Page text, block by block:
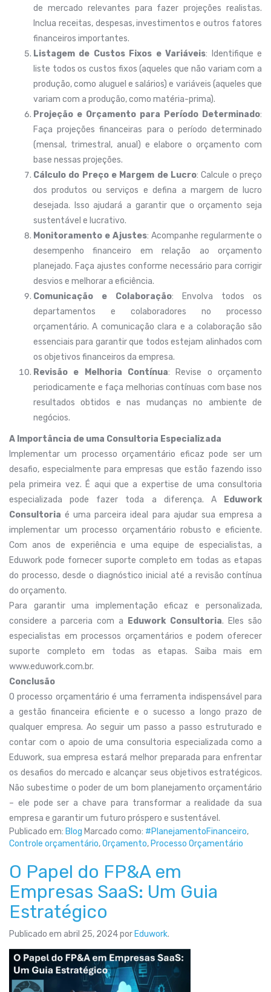
de mercado relevantes para fazer projeções realistas.
Inclua receitas, despesas, investimentos e outros fatores
financeiros importantes.
Listagem de Custos Fixos e Variáveis: Identifique e
liste todos os custos fixos (aqueles que não variam com a
produção, como aluguel e salários) e variáveis (aqueles que
variam com a produção, como matéria-prima).
Projeção e Orçamento para Período Determinado:
Faça projeções financeiras para o período determinado
(mensal, trimestral, anual) e elabore o orçamento com
base nessas projeções.
Cálculo do Preço e Margem de Lucro: Calcule o preço
dos produtos ou serviços e defina a margem de lucro
desejada. Isso ajudará a garantir que o orçamento seja
sustentável e lucrativo.
Monitoramento e Ajustes: Acompanhe regularmente o
desempenho financeiro em relação ao orçamento
planejado. Faça ajustes conforme necessário para corrigir
desvios e melhorar a eficiência.
Comunicação e Colaboração: Envolva todos os
departamentos e colaboradores no processo
orçamentário. A comunicação clara e a colaboração são
essenciais para garantir que todos estejam alinhados com
os objetivos financeiros da empresa.
Revisão e Melhoria Contínua: Revise o orçamento
periodicamente e faça melhorias contínuas com base nos
resultados obtidos e nas mudanças no ambiente de
negócios.
A Importância de uma Consultoria Especializada
Implementar um processo orçamentário eficaz pode ser um
desafio, especialmente para empresas que estão fazendo isso
pela primeira vez. É aqui que a expertise de uma consultoria
especializada pode fazer toda a diferença. A
Eduwork
Consultoria é uma parceira ideal para ajudar sua empresa a
implementar um processo orçamentário robusto e eficiente.
Com anos de experiência e uma equipe de especialistas, a
Eduwork pode fornecer suporte completo em todas as etapas
do processo, desde o diagnóstico inicial até a revisão contínua
do orçamento.
Para garantir uma implementação eficaz e personalizada,
considere a parceria com a
Eduwork Consultoria. Eles são
especialistas em processos orçamentários e podem oferecer
suporte completo em todas as etapas. Saiba mais em
www.eduwork.com.br.
Conclusão
O processo orçamentário é uma ferramenta indispensável para
a gestão financeira eficiente e o sucesso a longo prazo de
qualquer empresa. Ao seguir um passo a passo estruturado e
contar com o apoio de uma consultoria especializada como a
Eduwork, sua empresa estará melhor preparada para enfrentar
os desafios do mercado e alcançar seus objetivos estratégicos.
Não subestime o poder de um bom planejamento orçamentário
– ele pode ser a chave para transformar a realidade da sua
empresa e garantir um futuro próspero e sustentável.
Publicado em: Blog Marcado como: #PlanejamentoFinanceiro,
Controle orçamentário,Orçamento, Processo Orçamentário
O Papel do FP&A em
Empresas SaaS: Um Guia
Estratégico
Publicado em abril 25, 2024por Eduwork.